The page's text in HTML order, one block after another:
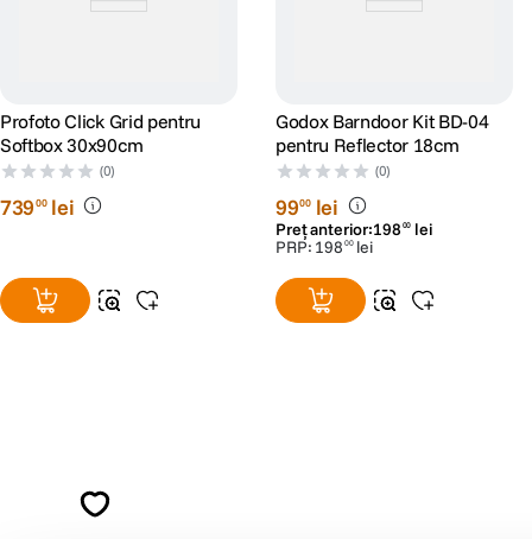
Profoto Click Grid pentru
Softbox 30x90cm
(0)
73900 lei
Godox Barndoor Kit BD-04
pentru Reflector 18cm
(0)
9900 lei
Preț anterior:198 00 lei
PRP: 198 00 lei